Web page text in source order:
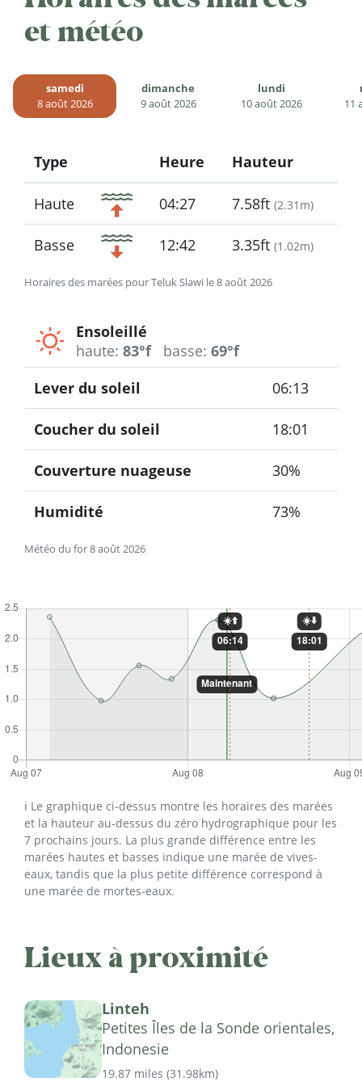
et météo
samedi
8 août 2026
dimanche
9 août 2026
lundi
10 août 2026
11
Horaires des marées pour Teluk Slawi le 8 août 2026
Type
Icon
Heure Hauteur
Haute 04:27 7.58ft (2.31m)
Basse 12:42 3.35ft (1.02m)
Ensoleillé
haute: 83°f basse: 69°f
Météo du for 8 août 2026
Lever du soleil 06:13
Coucher du soleil 18:01
Couverture nuageuse 30%
Humidité 73%
ℹ️ Le graphique ci-dessus montre les horaires des marées
et la hauteur au-dessus du zéro hydrographique pour les
7 prochains jours. La plus grande différence entre les
marées hautes et basses indique une marée de vives-
eaux, tandis que la plus petite différence correspond à
une marée de mortes-eaux.
Lieux à proximité
Linteh
Petites Îles de la Sonde orientales,
Indonesie
19.87 miles (31.98km)